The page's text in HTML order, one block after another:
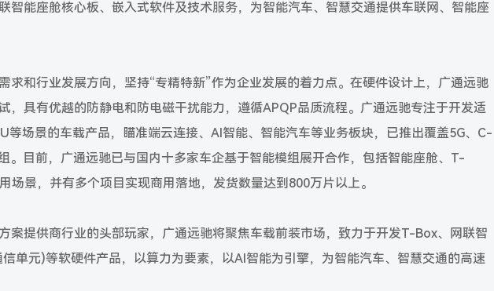
智能座舱核心板、嵌入式软件及技术服务，为智能汽车、智慧交通提供车联网、智能座
求和行业发展方向，坚持“专精特新”作为企业发展的着力点。在硬件设计上，广通远驰
，具有优越的防静电和防电磁干扰能力，遵循APQP品质流程。广通远驰专注于开发适
等场景的车载产品，瞄准端云连接、AI智能、智能汽车等业务板块，已推出覆盖5G、C-
。目前，广通远驰已与国内十多家车企基于智能模组展开合作，包括智能座舱、T-
场景，并有多个项目实现商用落地，发货数量达到800万片以上。
案提供商行业的头部玩家，广通远驰将聚焦车载前装市场，致力于开发T-Box、网联智
单元)等软硬件产品，以算力为要素，以AI智能为引擎，为智能汽车、智慧交通的高速